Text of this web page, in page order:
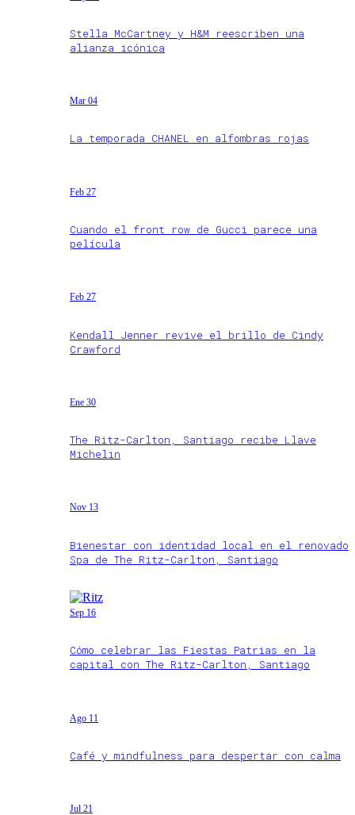
Stella McCartney y H&M reescriben una
alianza icónica
Mar 04
La temporada CHANEL en alfombras rojas
Feb 27
Cuando el front row de Gucci parece una
película
Feb 27
Kendall Jenner revive el brillo de Cindy
Crawford
Ene 30
The Ritz-Carlton, Santiago recibe Llave
Michelin
Nov 13
Bienestar con identidad local en el renovado
Spa de The Ritz-Carlton, Santiago
Sep 16
Cómo celebrar las Fiestas Patrias en la
capital con The Ritz-Carlton, Santiago
Ago 11
Café y mindfulness para despertar con calma
Jul 21